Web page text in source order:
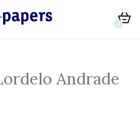
0
Andrade